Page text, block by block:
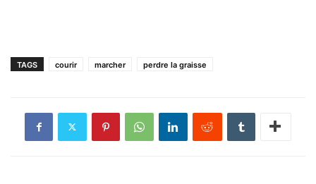
TAGS courir marcher perdre la graisse